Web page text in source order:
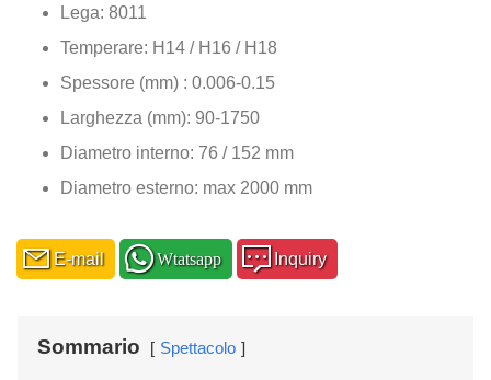
Lega: 8011
Temperare: H14 / H16 / H18
Spessore (mm) : 0.006-0.15
Larghezza (mm): 90-1750
Diametro interno: 76 / 152 mm
Diametro esterno: max 2000 mm
E-mail Wtatsapp Inquiry
Sommario Spettacolo